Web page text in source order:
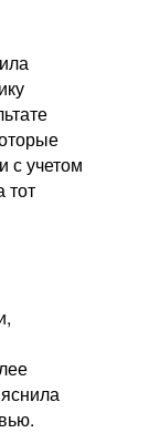
с учетом
тот